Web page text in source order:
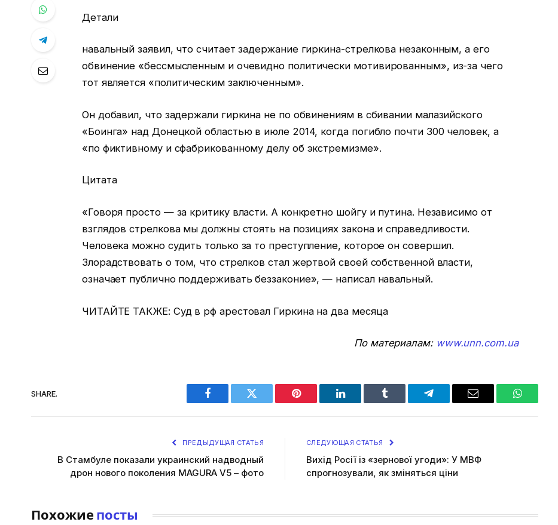
Детали
навальный заявил, что считает задержание гиркина-стрелкова незаконным, а его
обвинение «бессмысленным и очевидно политически мотивированным», из-за чего
тот является «политическим заключенным».
Он добавил, что задержали гиркина не по обвинениям в сбивании малазийского
«Боинга» над Донецкой областью в июле 2014, когда погибло почти 300 человек, а
«по фиктивному и сфабрикованному делу об экстремизме».
Цитата
«Говоря просто — за критику власти. А конкретно шойгу и путина. Независимо от
взглядов стрелкова мы должны стоять на позициях закона и справедливости.
Человека можно судить только за то преступление, которое он совершил.
Злорадствовать о том, что стрелков стал жертвой своей собственной власти,
означает публично поддерживать беззаконие», — написал навальный.
ЧИТАЙТЕ ТАКЖЕ: Суд в рф арестовал Гиркина на два месяца
По материалам: www.unn.com.ua
SHARE.
Facebook Twitter Pinterest LinkedIn Tumblr Telegram Email WhatsApp
ПРЕДЫДУЩАЯ СТАТЬЯ
В Стамбуле показали украинский надводный
дрон нового поколения MAGURA V5 – фото
СЛЕДУЮЩАЯ СТАТЬЯ
Вихід Росії із «зернової угоди»: У МВФ
спрогнозували, як зміняться ціни
Похожие посты